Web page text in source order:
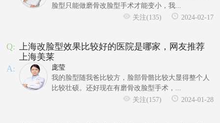
脸型只能做磨骨改脸型手术才能变小，我...
关注(135)
2024-02-17
Q: 上海改脸型效果比较好的医院是哪家，网友推荐
上海美莱
A:
庞莹
我的脸型随我爸比较方，脸部骨骼比较大显得整个人
比较壮硕。还好现在有磨骨改脸型手术，...
关注(157)
2024-01-28